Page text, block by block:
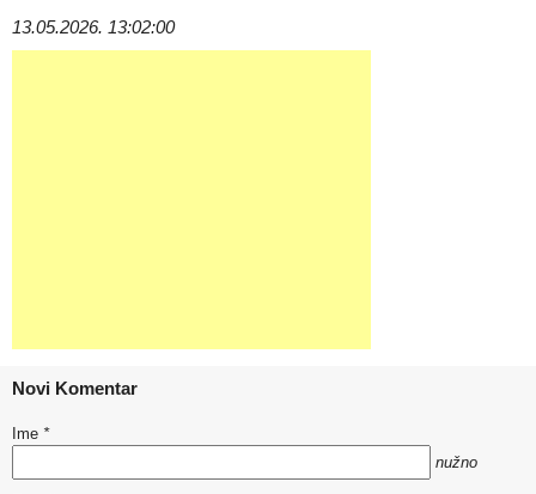
13.05.2026. 13:02:00
Novi Komentar
Ime *
nužno